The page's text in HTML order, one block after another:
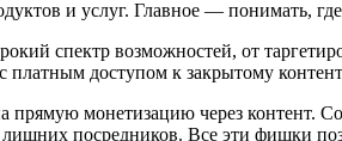
и услуг. Главное — понимать,
спектр возможностей, от
платным доступом к закрытому
прямую монетизацию через контент.
посредников. Все эти фишки